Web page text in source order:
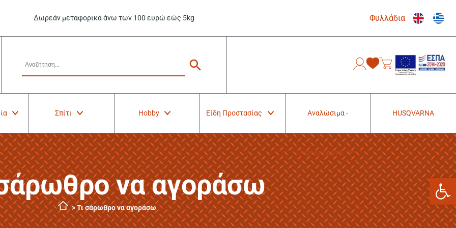
Δωρεάν μεταφορικά άνω των 100 ευρώ εώς 5kg Φυλλάδια
Σπίτι Hobby Είδη Προστασίας Αναλώσιμα -
Παρελκόμενα
HUSQVARNA
να αγοράσω
>Τι σάρωθρο να αγοράσω